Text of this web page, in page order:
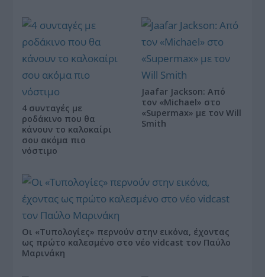
4 συνταγές με
ροδάκινο που θα
κάνουν το καλοκαίρι
σου ακόμα πιο
νόστιμο
Jaafar Jackson: Από
τον «Michael» στο
«Supermax» με τον Will
Smith
Οι «Τυπολογίες» περνούν στην εικόνα, έχοντας
ως πρώτο καλεσμένο στο νέο vidcast τον Παύλο
Μαρινάκη